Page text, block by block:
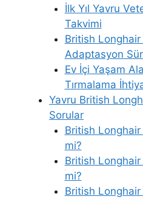
İlk Yıl Yavru
Takvimi
British
Adaptasyon
Ev İçi Yaşam
Tırmalama
Yavru British
Sorular
British
mi?
British
mi?
British Longhair